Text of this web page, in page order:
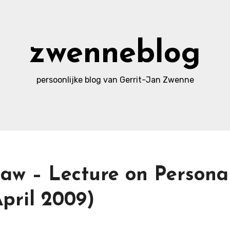
zwenneblog
persoonlijke blog van Gerrit-Jan Zwenne
– Lecture on
2009)